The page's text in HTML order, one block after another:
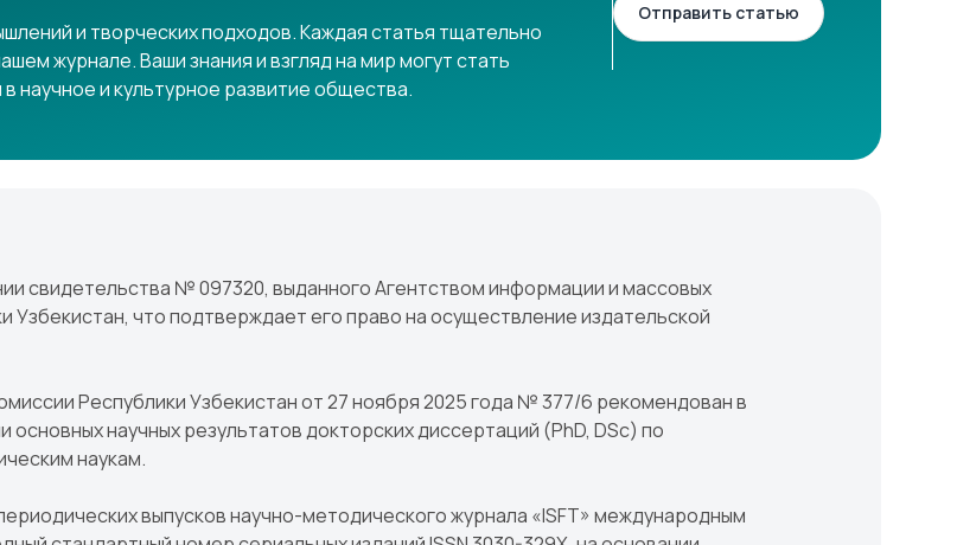
и творческих подходов. Каждая статья тщательно
журнале. Ваши знания и взгляд на мир могут стать
научное и культурное развитие общества.
Отправить статью
свидетельства № 097320, выданного Агентством информации и массовых
что подтверждает его право на осуществление издательской
Республики Узбекистан от 27 ноября 2025 года № 377/6 рекомендован в
научных результатов докторских диссертаций (PhD, DSc) по
наукам.
выпусков научно-методического журнала «ISFT» международным